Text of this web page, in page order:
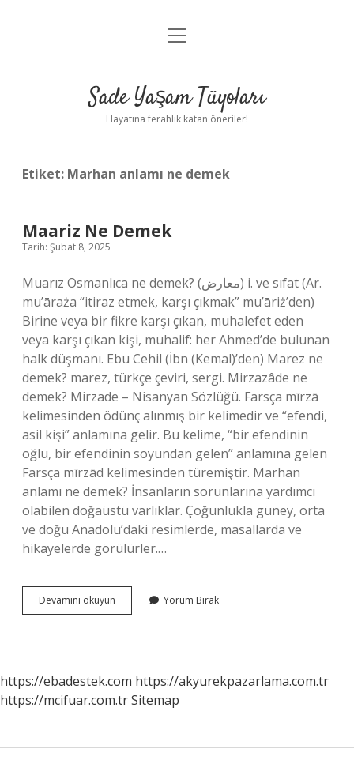
Anasayfa
Yasal Uyarı
menüyü
Sade Yaşam Tüyoları
Hayatına ferahlık katan öneriler!
Etiket: Marhan anlamı ne demek
Maariz Ne Demek
Tarih: Şubat 8, 2025
Muarız Osmanlıca ne demek? (ﻣﻌﺎﺭﺽ) i. ve sıfat (Ar.
mu’āraża “itiraz etmek, karşı çıkmak” mu’āriż’den)
Birine veya bir fikre karşı çıkan, muhalefet eden
veya karşı çıkan kişi, muhalif: her Ahmed’de bulunan
halk düşmanı. Ebu Cehil (İbn (Kemal)’den) Marez ne
demek? marez, türkçe çeviri, sergi. Mirzazâde ne
demek? Mirzade – Nisanyan Sözlüğü. Farsça mīrzā
kelimesinden ödünç alınmış bir kelimedir ve “efendi,
asil kişi” anlamına gelir. Bu kelime, “bir efendinin
oğlu, bir efendinin soyundan gelen” anlamına gelen
Farsça mīrzād kelimesinden türemiştir. Marhan
anlamı ne demek? İnsanların sorunlarına yardımcı
olabilen doğaüstü varlıklar. Çoğunlukla güney, orta
ve doğu Anadolu’daki resimlerde, masallarda ve
hikayelerde görülürler.…
Devamını okuyun
Ne
Yorum Bırak
https://ebadestek.com https://akyurekpazarlama.com.tr
https://mcifuar.com.trSitemap